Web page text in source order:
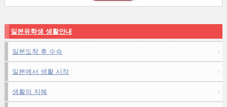
일본유학생 생활안내
일본도착 후 수속
일본에서 생활 시작
생활의 지혜